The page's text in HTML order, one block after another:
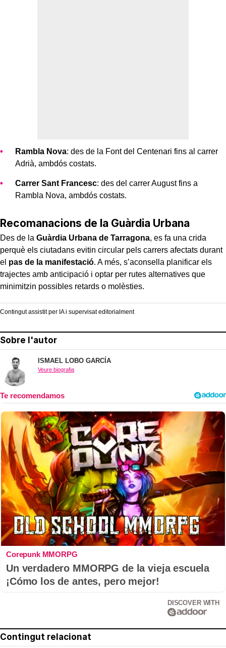
Rambla Nova: des de la Font del Centenari fins al carrer
Adrià, ambdós costats.
Carrer Sant Francesc: des del carrer August fins a
Rambla Nova, ambdós costats.
Recomanacions de la Guàrdia Urbana
Des de la Guàrdia Urbana de Tarragona, es fa una crida
perquè els ciutadans evitin circular pels carrers afectats durant
el pas de la manifestació. A més, s’aconsella planificar els
trajectes amb anticipació i optar per rutes alternatives que
minimitzin possibles retards o molèsties.
Contingut assistit per IA i supervisat editorialment
Sobre l'autor
ISMAEL LOBO GARCÍA
Veure biografia
Corepunk MMORPG
Un verdadero MMORPG de la vieja escuela
¡Cómo los de antes, pero mejor!
DISCOVER WITH
Contingut relacionat